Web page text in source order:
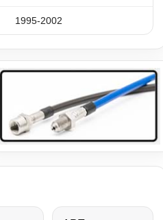
1995-2002